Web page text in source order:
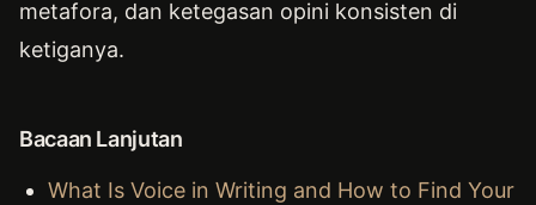
metafora, dan ketegasan opini konsisten di
ketiganya.
Bacaan Lanjutan
What Is Voice in Writing and How to Find Your